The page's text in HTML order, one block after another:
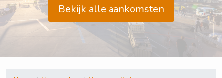
Bekijk alle aankomsten